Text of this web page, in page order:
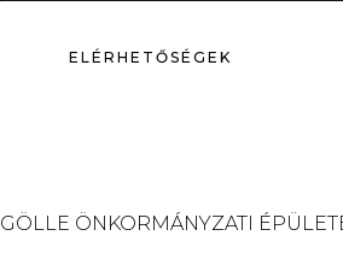
ELÉRHETŐSÉGEK
GÖLLE ÖNKORMÁNYZATI